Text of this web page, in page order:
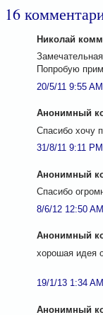
16
Николай
Попробую
20/5/11 9:55 AM
Анонимный
Спасибо хочу
31/8/11 9:11 PM
Анонимный
Спасибо
8/6/12 12:50 AM
Анонимный
хорошая идея
19/1/13 1:34 AM
Анонимный